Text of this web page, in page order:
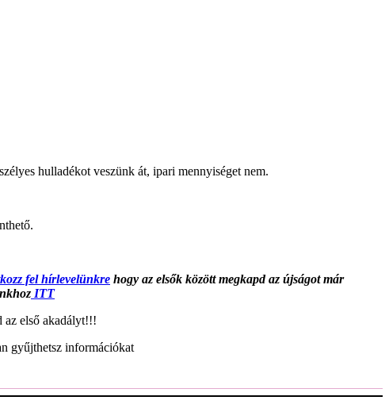
hulladékot veszünk át, ipari mennyiséget nem.
fel hírlevelünkre hogy az elsők között megkapd az újságot már
ITT
az első akadályt!!!
gyűjthetsz információkat